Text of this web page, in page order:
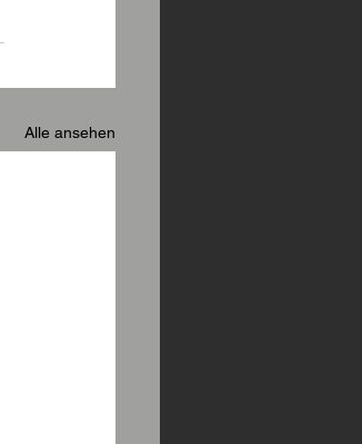
Alle ansehen